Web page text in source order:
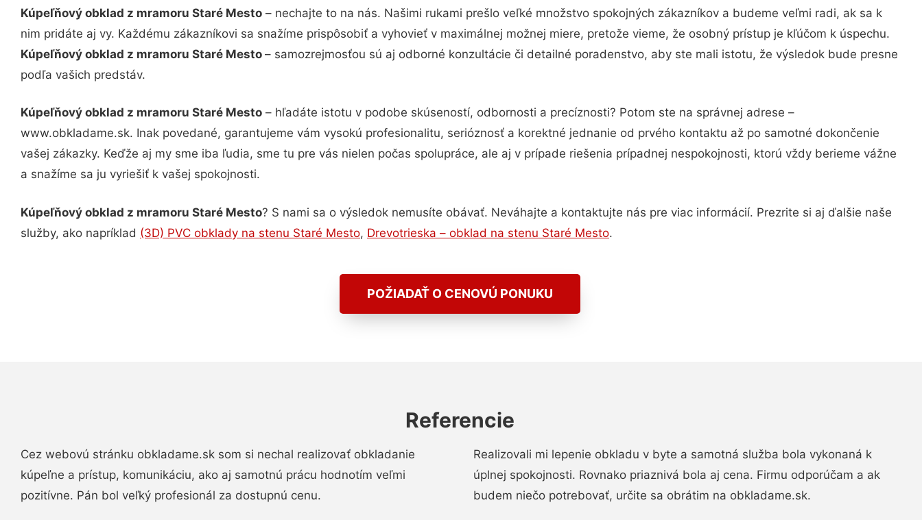
Kúpeľňový obklad z mramoru Staré Mesto – nechajte to na nás. Našimi rukami prešlo veľké množstvo spokojných zákazníkov a budeme veľmi radi, ak sa k
nim pridáte aj vy. Každému zákazníkovi sa snažíme prispôsobiť a vyhovieť v maximálnej možnej miere, pretože vieme, že osobný prístup je kľúčom k úspechu.
Kúpeľňový obklad z mramoru Staré Mesto – samozrejmosťou sú aj odborné konzultácie či detailné poradenstvo, aby ste mali istotu, že výsledok bude presne
podľa vašich predstáv.
Kúpeľňový obklad z mramoru Staré Mesto – hľadáte istotu v podobe skúseností, odbornosti a precíznosti? Potom ste na správnej adrese –
www.obkladame.sk. Inak povedané, garantujeme vám vysokú profesionalitu, serióznosť a korektné jednanie od prvého kontaktu až po samotné dokončenie
vašej zákazky. Keďže aj my sme iba ľudia, sme tu pre vás nielen počas spolupráce, ale aj v prípade riešenia prípadnej nespokojnosti, ktorú vždy berieme vážne
a snažíme sa ju vyriešiť k vašej spokojnosti.
Kúpeľňový obklad z mramoru Staré Mesto? S nami sa o výsledok nemusíte obávať. Neváhajte a kontaktujte nás pre viac informácií. Prezrite si aj ďalšie naše
služby, ako napríklad (3D) PVC obklady na stenu Staré Mesto, Drevotrieska – obklad na stenu Staré Mesto.
POŽIADAŤ O CENOVÚ PONUKU
Referencie
Cez webovú stránku obkladame.sk som si nechal realizovať obkladanie
kúpeľne a prístup, komunikáciu, ako aj samotnú prácu hodnotím veľmi
pozitívne. Pán bol veľký profesionál za dostupnú cenu.
Realizovali mi lepenie obkladu v byte a samotná služba bola vykonaná k
úplnej spokojnosti. Rovnako priaznivá bola aj cena. Firmu odporúčam a ak
budem niečo potrebovať, určite sa obrátim na obkladame.sk.